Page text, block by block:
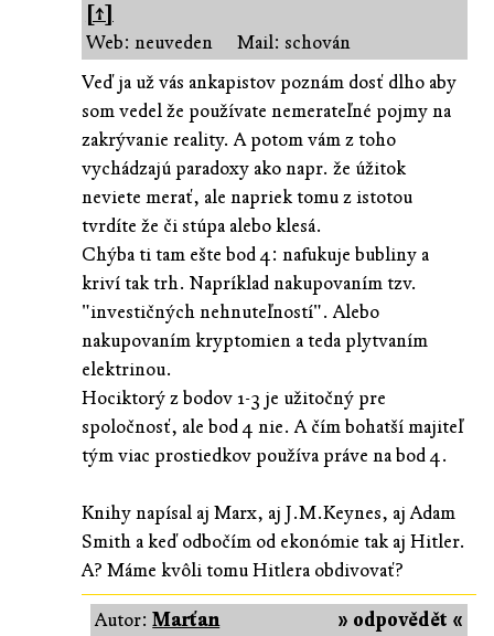
[↑]
Web: neuveden
Mail: schován
Veď ja už vás ankapistov poznám dosť dlho aby
som vedel že používate nemerateľné pojmy na
zakrývanie reality. A potom vám z toho
vychádzajú paradoxy ako napr. že úžitok
neviete merať, ale napriek tomu z istotou
tvrdíte že či stúpa alebo klesá.
Chýba ti tam ešte bod 4: nafukuje bubliny a
kriví tak trh. Napríklad nakupovaním tzv.
"investičných nehnuteľností". Alebo
nakupovaním kryptomien a teda plytvaním
elektrinou.
Hociktorý z bodov 1-3 je užitočný pre
spoločnosť, ale bod 4 nie. A čím bohatší majiteľ
tým viac prostiedkov používa práve na bod 4.
Knihy napísal aj Marx, aj J.M.Keynes, aj Adam
Smith a keď odbočím od ekonómie tak aj Hitler.
A? Máme kvôli tomu Hitlera obdivovať?
» odpovědět «
Autor:Marťan